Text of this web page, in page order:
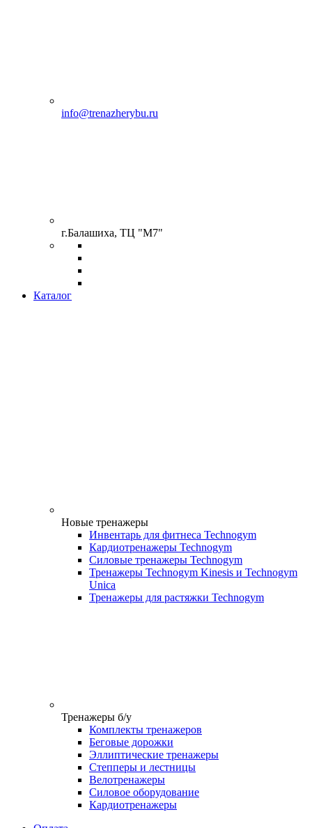
info@trenazherybu.ru
г.Балашиха, ТЦ "М7"
Каталог
Новые тренажеры
Инвентарь для фитнеса Technogym
Кардиотренажеры Technogym
Силовые тренажеры Technogym
Тренажеры Technogym Kinesis и Technogym
Unica
Тренажеры для растяжки Technogym
Тренажеры б/у
Комплекты тренажеров
Беговые дорожки
Эллиптические тренажеры
Степперы и лестницы
Велотренажеры
Силовое оборудование
Кардиотренажеры